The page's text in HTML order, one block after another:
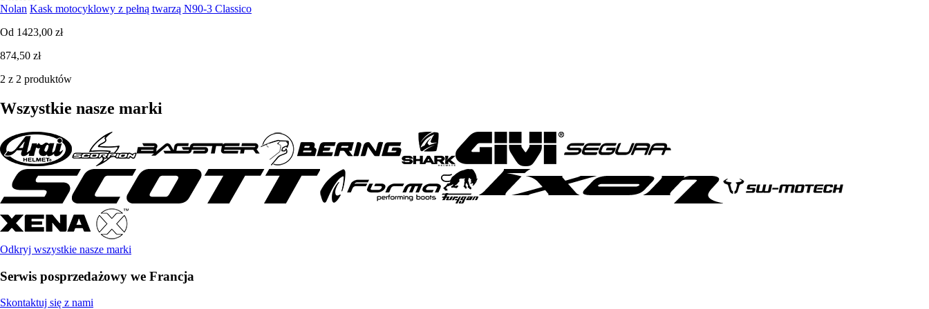
Nolan Kask motocyklowy z pełną twarzą N90-3 Classico
Od 1423,00 zł
874,50 zł
2 z 2 produktów
Wszystkie nasze marki
Odkryj wszystkie nasze marki
Serwis posprzedażowy we Francja
Skontaktuj się z nami